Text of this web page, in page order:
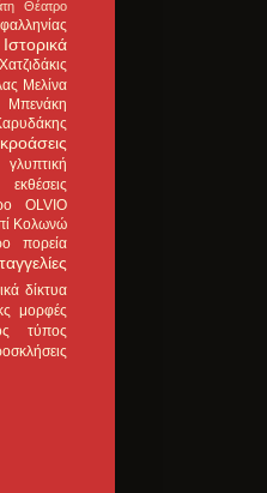
Θέατρο
Ιστορικά
Μελίνα
Μπενάκη
γλυπτική
εκθέσεις
OLVIO
Κολωνώ
πορεία
δίκτυα
μορφές
τύπος